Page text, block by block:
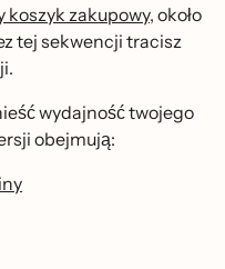
zakupowy,około
tej sekwencji tracisz
wydajność twojego
obejmują: